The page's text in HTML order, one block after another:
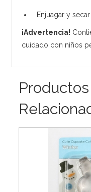
Enjuagar y
¡Advertencia!
cuidado con niños
Productos